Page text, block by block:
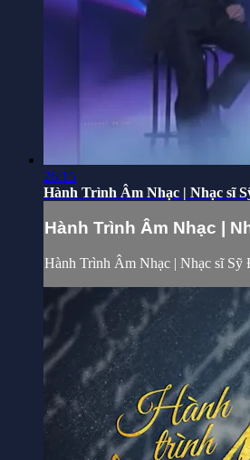
26:15
Hành Trình Âm Nhạc | Nhạc sĩ
Hành Trình Âm Nhạc |
Hành Trình Âm Nhạc | Nhạc sĩ Sỹ